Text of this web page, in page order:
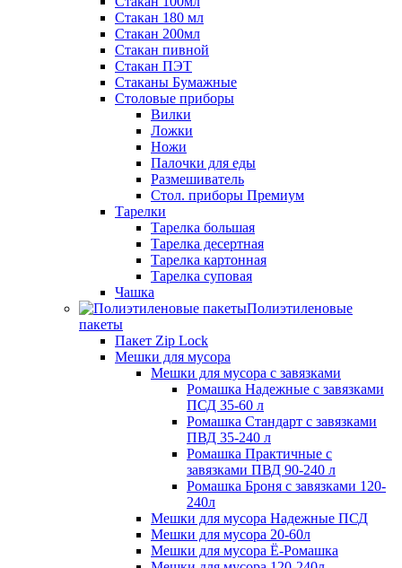
Стакан 180 мл
Стакан 200мл
Стакан пивной
Стакан ПЭТ
Стаканы Бумажные
Столовые приборы
Вилки
Ложки
Ножи
Палочки для еды
Размешиватель
Стол. приборы Премиум
Тарелки
Тарелка большая
Тарелка десертная
Тарелка картонная
Тарелка суповая
Чашка
Полиэтиленовые
пакеты
Пакет Zip Lock
Мешки для мусора
Мешки для мусора с завязками
Ромашка Надежные с завязками
ПСД 35-60 л
Ромашка Стандарт с завязками
ПВД 35-240 л
Ромашка Практичные с
завязками ПВД 90-240 л
Ромашка Броня с завязками 120-
240л
Мешки для мусора Надежные ПСД
Мешки для мусора 20-60л
Мешки для мусора Ё-Ромашка